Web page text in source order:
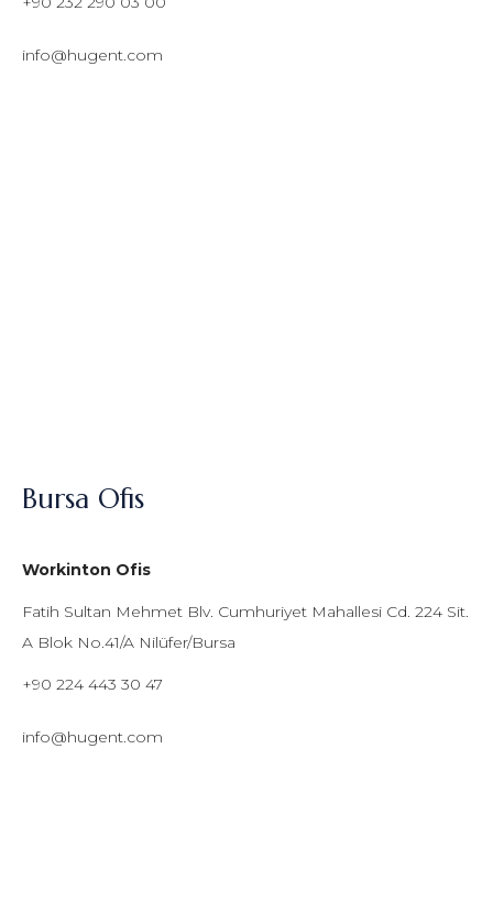
info@hugent.com
Bursa Ofis
Workinton Ofis
Fatih Sultan Mehmet Blv. Cumhuriyet Mahallesi Cd. 224 Sit.
A Blok No.41/A Nilüfer/Bursa
+90 224 443 30 47
info@hugent.com